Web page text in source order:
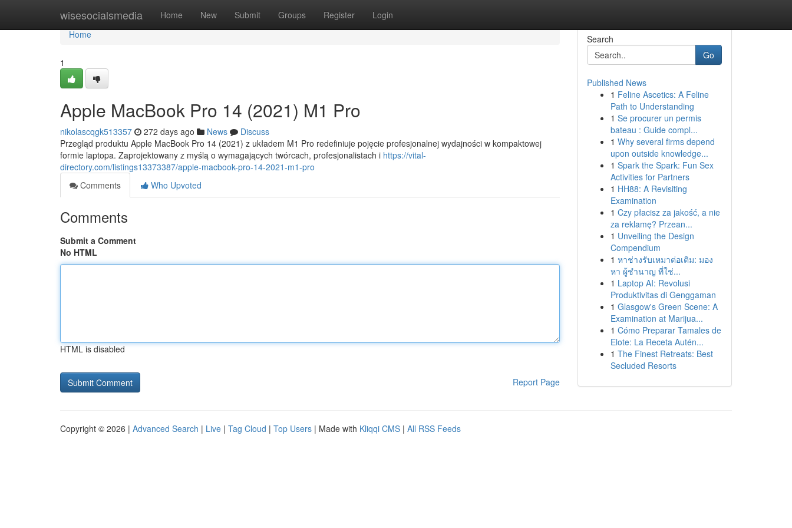
wisesocialsmedia Home New Submit Groups Register Login
Home
Home
1
Apple MacBook Pro 14 (2021) M1 Pro
nikolascqgk513357 272 days ago News
Discuss
Przegląd produktu Apple MacBook Pro 14 (2021) z układem M1 Pro redefiniuje pojęcie profesjonalnej wydajności w kompaktowej
formie laptopa. Zaprojektowany z myślą o wymagających twórcach, profesjonalistach i https://vital-
directory.com/listings13373387/apple-macbook-pro-14-2021-m1-pro
Comments
Who Upvoted
Comments
Submit a Comment
No HTML
HTML is disabled
Report Page
Search
Go
Published News
1 Feline Ascetics: A Feline
Path to Understanding
1 Se procurer un permis
bateau : Guide compl...
1 Why several firms depend
upon outside knowledge...
1 Spark the Spark: Fun Sex
Activities for Partners
1 HH88: A Revisiting
Examination
1 Czy płacisz za jakość, a nie
za reklamę? Przean...
1 Unveiling the Design
Compendium
1 หาช่างรับเหมาต่อเติม: มอง
หา ผู้ชำนาญ ที่ใช่...
1 Laptop AI: Revolusi
Produktivitas di Genggaman
1 Glasgow's Green Scene: A
Examination at Marijua...
1 Cómo Preparar Tamales de
Elote: La Receta Autén...
1 The Finest Retreats: Best
Secluded Resorts
Copyright © 2026 | Advanced Search | Live | Tag Cloud | Top Users | Made with Kliqqi CMS | All RSS Feeds